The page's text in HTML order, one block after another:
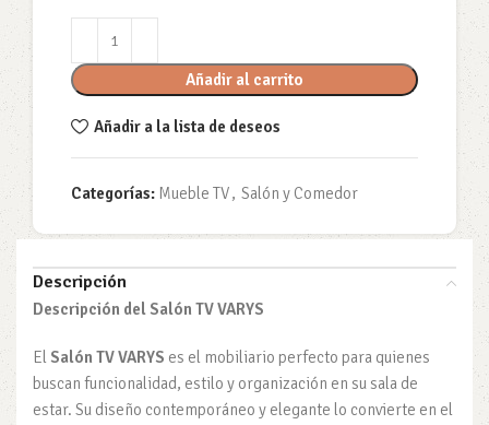
Añadir al carrito
Añadir a la lista de deseos
Categorías: Mueble TV, Salón y Comedor
Descripción
Descripción del Salón TV VARYS
ElSalón TV VARYS es el mobiliario perfecto para quienes
buscan funcionalidad, estilo y organización en su sala de
estar. Su diseño contemporáneo y elegante lo convierte en el